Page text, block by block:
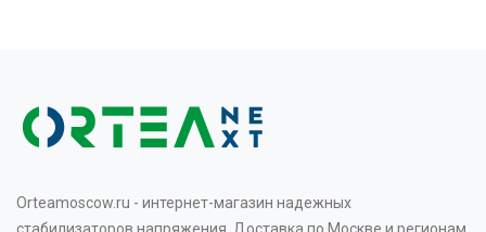
Orteamoscow.ru - интернет-магазин надежных